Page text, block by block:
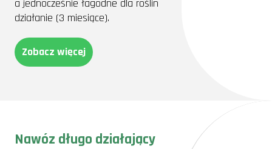
a jednocześnie łagodne dla roślin
działanie (3 miesiące).
Zobacz więcej
Nawóz długo działający